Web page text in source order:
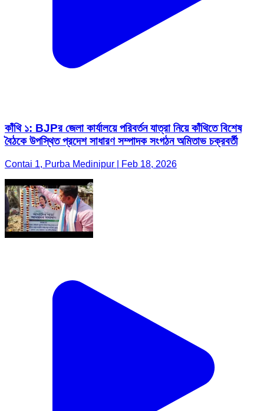
কাঁথি ১: BJPর জেলা কার্যালয়ে পরিবর্তন যাত্রা নিয়ে কাঁথিতে বিশেষ
বৈঠকে উপস্থিত প্রদেশ সাধারণ সম্পাদক সংগঠন অমিতাভ চক্রবর্তী
Contai 1, Purba Medinipur | Feb 18, 2026